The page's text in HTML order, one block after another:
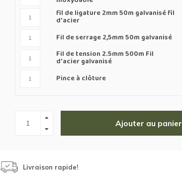
fil de ligature 2mm 50m galvanisé fil
d'acier
Fil de serrage 2,5mm 50m galvanisé
Fil de tension 2.5mm 500m Fil
d'acier galvanisé
Pince à clôture
Ajouter au panier
Livraison rapide!